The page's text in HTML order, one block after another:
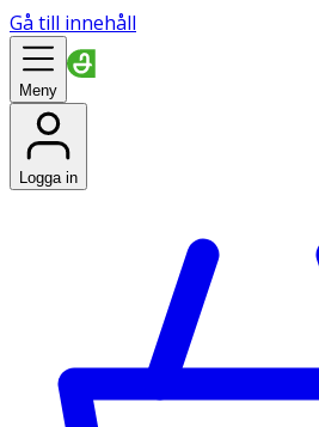
Gå till innehåll
Meny
Logga in